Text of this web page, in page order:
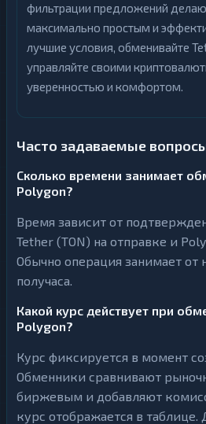
фильтрации предложений
максимально простым и
лучшие условия, обменивайте
управляйте своими
уверенностью и комфортом.
Часто задаваемые
Сколько времени занимает
Polygon?
Время зависит от
Tether (TON) на отправке и
Обычно операция занимает от
получаса.
Какой курс действует при
Polygon?
Курс фиксируется в момент
Обменники сравнивают
биржевым и добавляют
курс отображается в таблице.